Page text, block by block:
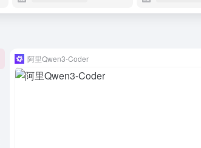
阿里Qwen3-Coder